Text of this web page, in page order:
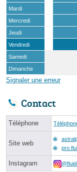
Mardi
Mercredi
Jeudi
Vendredi
Samedi
Dimanche
Signaler une erreur
Contact
Téléphone
Site web
Instagram